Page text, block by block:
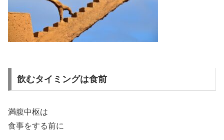
飲むタイミングは食前
満腹中枢は
食事をする前に